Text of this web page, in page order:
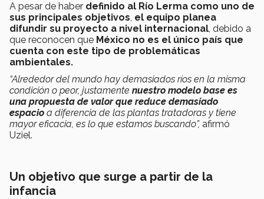
A pesar de haber definido al Río Lerma como uno de
sus principales objetivos, el equipo planea
difundir su proyecto a nivel internacional, debido a
que reconocen que México no es el único país que
cuenta con este tipo de problemáticas
ambientales.
“Alrededor del mundo hay demasiados ríos en la misma
condición o peor, justamente nuestro modelo base es
una propuesta de valor que reduce demasiado
espacio a diferencia de las plantas tratadoras y tiene
mayor eficacia, es lo que estamos buscando”, afirmó
Uziel.
Un objetivo que surge a partir de la
infancia